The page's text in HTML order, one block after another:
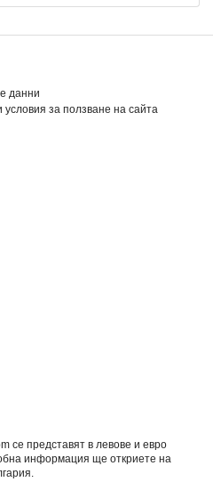
данни
за ползване на сайта
се представят в левове и евро
информация ще откриете на